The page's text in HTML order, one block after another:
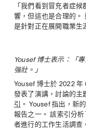
「我們看到冒充者症
響，但這也是合理的。
是針對正在展開職業生
Yousef 博士表示：「
強壯。」
Yousef 博士於 2022
發表了演講，討論的主
引
。 Yousef 指出，新
報告之一。 該索引分
者進行的工作生活調查